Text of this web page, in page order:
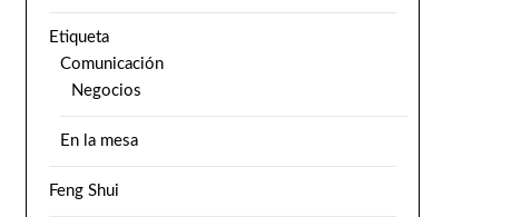
Etiqueta
Comunicación
Negocios
En la mesa
Feng Shui